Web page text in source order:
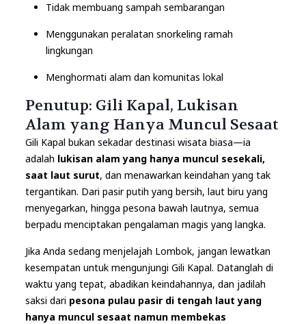
Tidak membuang sampah sembarangan
Menggunakan peralatan snorkeling ramah
lingkungan
Menghormati alam dan komunitas lokal
Penutup: Gili Kapal, Lukisan
Alam yang Hanya Muncul Sesaat
Gili Kapal bukan sekadar destinasi wisata biasa—ia
adalah lukisan alam yang hanya muncul sesekali,
saat laut surut, dan menawarkan keindahan yang tak
tergantikan. Dari pasir putih yang bersih, laut biru yang
menyegarkan, hingga pesona bawah lautnya, semua
berpadu menciptakan pengalaman magis yang langka.
Jika Anda sedang menjelajah Lombok, jangan lewatkan
kesempatan untuk mengunjungi Gili Kapal. Datanglah di
waktu yang tepat, abadikan keindahannya, dan jadilah
saksi dari pesona pulau pasir di tengah laut yang
hanya muncul sesaat namun membekas